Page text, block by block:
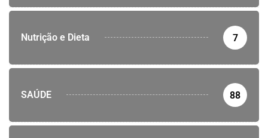
Nutrição e Dieta 7
SAÚDE 88